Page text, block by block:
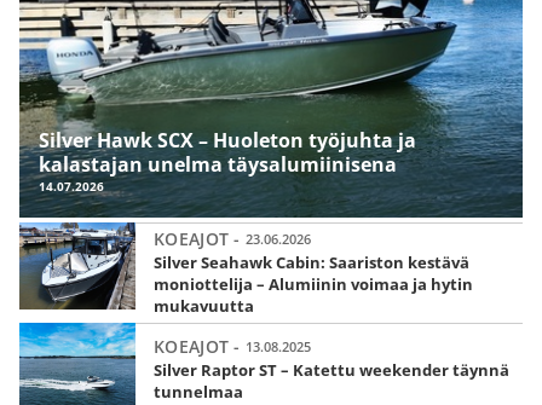
14.07.2026
Silver Hawk SCX – Huoleton työjuhta ja
kalastajan unelma täysalumiinisena
Silver Seahawk Cabin: Saariston kestävä
moniottelija – Alumiinin voimaa ja hytin
mukavuutta
KOEAJOT - 23.06.2026
Silver Raptor ST – Katettu weekender täynnä
tunnelmaa
KOEAJOT - 13.08.2025